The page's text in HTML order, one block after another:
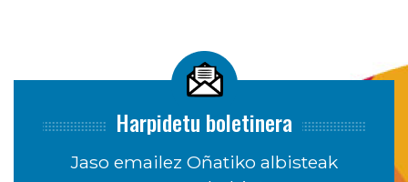
Harpidetu boletinera
Jaso emailez Oñatiko albisteak